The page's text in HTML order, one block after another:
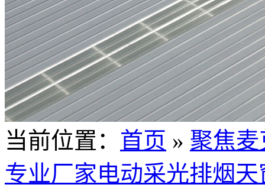
当前位置 ： 首页 » 聚焦麦
专业厂家电动采光排烟天